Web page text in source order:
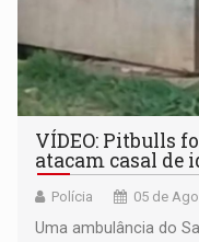
VÍDEO: Pitbulls
atacam casal de
Polícia 05 de
Uma ambulância do